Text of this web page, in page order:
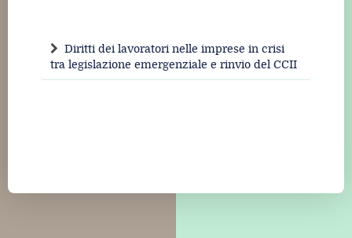
Diritti dei lavoratori nelle imprese in crisi
tra legislazione emergenziale e rinvio del CCII